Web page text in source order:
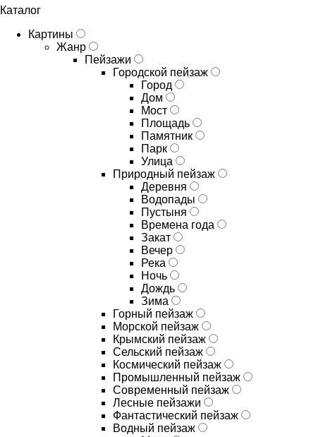
Каталог
Картины
Жанр
Пейзажи
Городской пейзаж
Город
Дом
Мост
Площадь
Памятник
Парк
Улица
Природный пейзаж
Деревня
Водопады
Пустыня
Времена года
Закат
Вечер
Река
Ночь
Дождь
Зима
Горный пейзаж
Морской пейзаж
Крымский пейзаж
Сельский пейзаж
Космический пейзаж
Промышленный пейзаж
Современный пейзаж
Лесные пейзажи
Фантастический пейзаж
Водный пейзаж